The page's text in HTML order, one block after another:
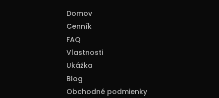
Domov
Cenník
FAQ
Vlastnosti
Ukážka
Blog
Obchodné podmienky